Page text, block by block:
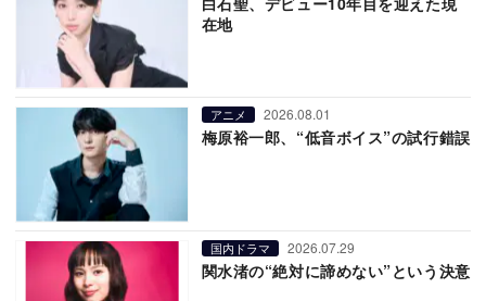
在地
アニメ 2026.08.01
梅原裕一郎、“低音ボイス”の試行錯誤
国内ドラマ 2026.07.29
関水渚の“絶対に諦めない”という決意